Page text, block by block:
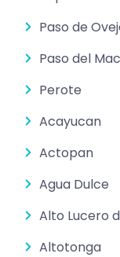
Paso de
Paso del
Perote
Acayucan
Actopan
Agua Dulce
Alto Lucero
Altotonga